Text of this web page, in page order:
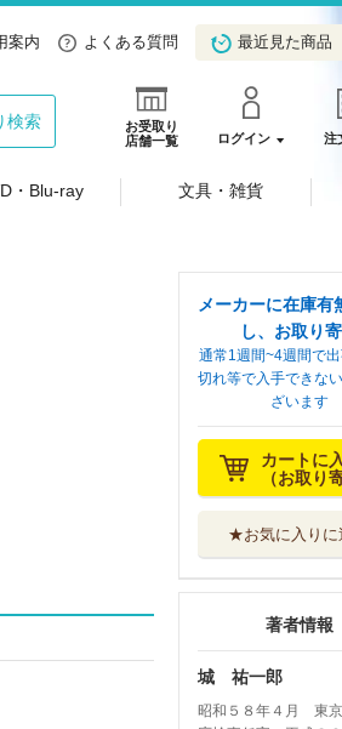
案内 よくある質問 最近見た商品
お受取り
店舗一覧
ログイン 注
検索
・Blu-ray 文具・雑貨
メーカーに在庫有
し、お取り
通常1週間~4週間で
切れ等で入手できな
ざいます
カートに
（お取り
★お気に入りに
著者情報
城 祐一郎
昭和５８年４月 東